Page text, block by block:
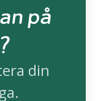
på
din